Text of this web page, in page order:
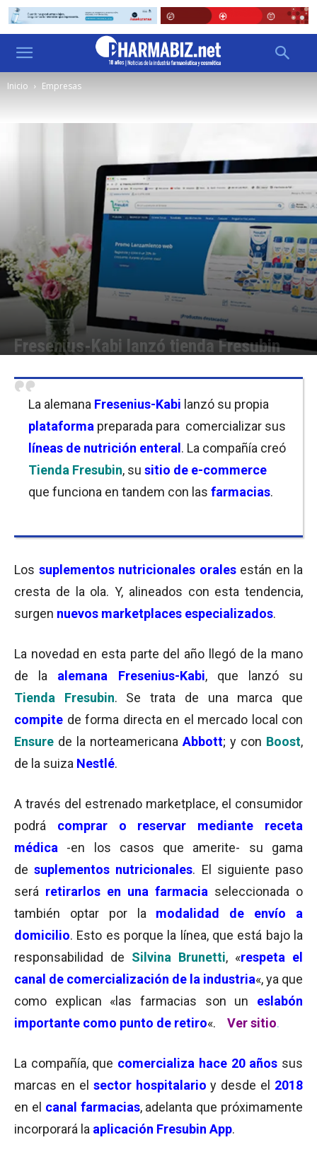
Inicio Empresas
Fresenius-Kabi lanzó tienda Fresubin
La alemana Fresenius-Kabi lanzó su propia
plataforma preparada para comercializar sus
líneas de nutrición enteral . La compañía creó
Tienda Fresubin, su sitio de e-commerce
que funciona en tandem con las farmacias.
Los suplementos nutricionales oralesestán en la
cresta de la ola. Y, alineados con esta tendencia,
surgen nuevos marketplaces especializados.
La novedad en esta parte del año llegó de la mano
de la alemana Fresenius-Kabi, que lanzó su
Tienda Fresubin. Se trata de una marca que
compite de forma directa en el mercado local con
Ensure de la norteamericana Abbott; y con Boost,
de la suiza Nestlé.
A través del estrenado marketplace, el consumidor
podrá comprar o reservar mediante receta
médica -en los casos que amerite- su gama
de suplementos nutricionales. El siguiente paso
será retirarlos en una farmacia seleccionada o
también optar por la modalidad de envío a
domicilio. Esto es porque la línea, que está bajo la
responsabilidad de Silvina Brunetti, «respeta el
canal de comercialización de la industria«, ya que
como explican «las farmacias son un eslabón
importante como punto de retiro«. Ver sitio.
La compañía, que comercializa hace 20 años sus
marcas en el sector hospitalario y desde el 2018
en el canal farmacias, adelanta que próximamente
incorporará la aplicación Fresubin App.